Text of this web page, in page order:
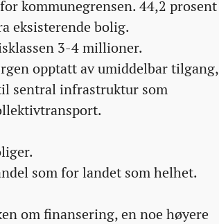
kommunegrensen. 44,2 prosent
eksisterende bolig.
3-4 millioner.
opptatt av umiddelbar tilgang,
sentral infrastruktur som
som for landet som helhet.
om finansering, en noe høyere